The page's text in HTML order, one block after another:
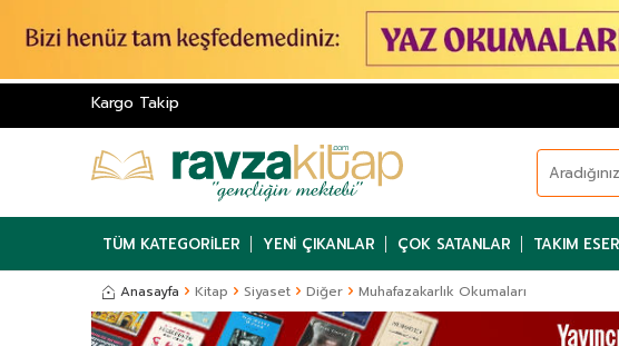
Kargo Takip
TÜM KATEGORILER YENI ÇIKANLAR ÇOK SATANLAR TAKIM
Anasayfa Kitap Siyaset Diğer Muhafazakarlık Okumaları